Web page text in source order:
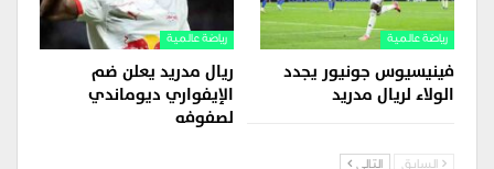
رياضة عالمية
فينيسيوس جونيور يجدد
الولاء لريال مدريد
رياضة عالمية
ريال مدريد يعلن ضم
الإيفواري ديوماندي
لصفوفه
السابق التالي